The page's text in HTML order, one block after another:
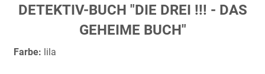
Zum
Anfang
springen
DETEKTIV-BUCH "DIE DREI !!! - DAS
GEHEIME BUCH"
Farbe: lila